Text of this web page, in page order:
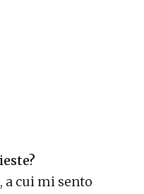
a cui mi sento